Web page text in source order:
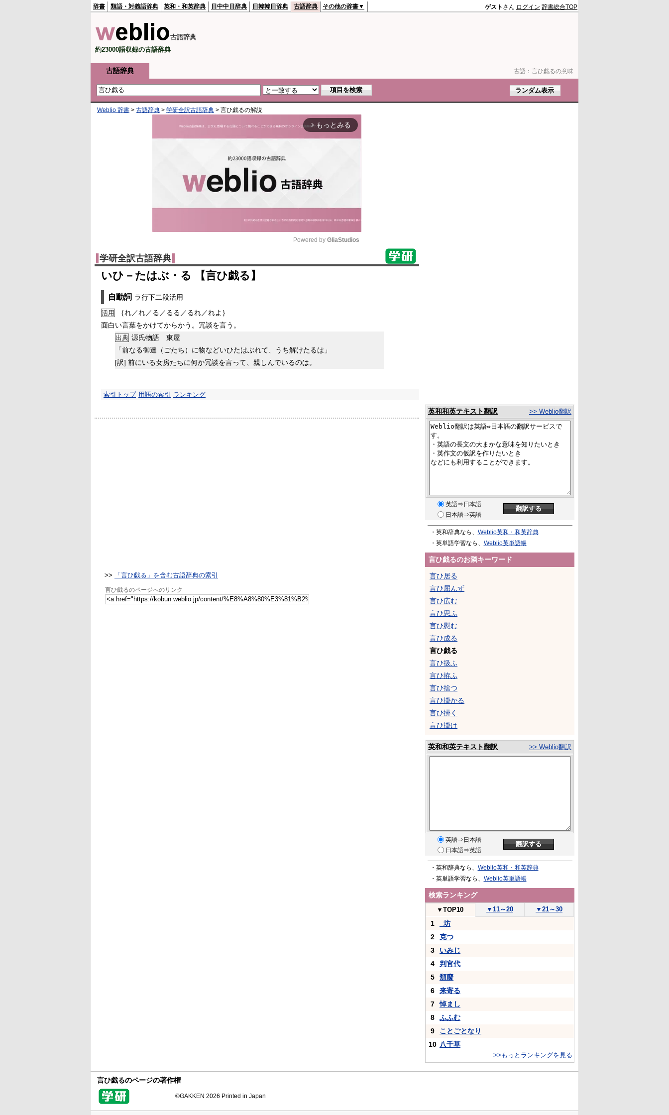
古語： 言ひ戯るの意味
辞書 類語・対義語辞典 英和・和英辞典 日中中日辞典 日韓韓日辞典 古語辞典 その他の辞書▼ ゲスト さん ログイン 辞書総合TOP
古語辞典
約23000語収録の古語辞典
古語辞典
Weblio 辞書 > 古語辞典 > 学研全訳古語辞典 > 言ひ戯るの解説
arrow_forward_ios もっとみる
Mute
Powered by GliaStudios
学研全訳古語辞典
いひ－たはぶ・る 【言ひ戯る】
自動詞 ラ行下二段活用
活用
｛れ／れ／る／るる／るれ／れよ｝
面白い言葉をかけてからかう。冗談を言う。
出典 源氏物語 東屋
「前なる御達（ごたち）に物などいひたはぶれて、うち解けたるは」
[訳] 前にいる女房たちに何か冗談を言って、親しんでいるのは。
索引トップ 用語の索引 ランキング
>> 「言ひ戯る」を含む古語辞典の索引
言ひ戯るのページへのリンク
英和和英テキスト翻訳 >> Weblio翻訳
英語⇒日本語
日本語⇒英語
・英和辞典なら、 Weblio英和・和英辞典
・英単語学習なら、 Weblio英単語帳
言ひ戯るのお隣キーワード
言ひ居る
言ひ屈んず
言ひ広む
言ひ思ふ
言ひ慰む
言ひ成る
言ひ戯る
言ひ扱ふ
言ひ拵ふ
言ひ捨つ
言ひ掛かる
言ひ掛く
言ひ掛け
英和和英テキスト翻訳 >> Weblio翻訳
英語⇒日本語
日本語⇒英語
・英和辞典なら、 Weblio英和・和英辞典
・英単語学習なら、 Weblio英単語帳
検索ランキング
▼ TOP10 ▼ 11～20 ▼ 21～30
1
_坊
2
克つ
3
いみじ
4
判官代
5
頽廢
6
来寄る
7
悼まし
8
ふふむ
9
ことごとなり
10 八千草
>>もっとランキングを見る
言ひ戯るのページの著作権
©GAKKEN 2026 Printed in Japan